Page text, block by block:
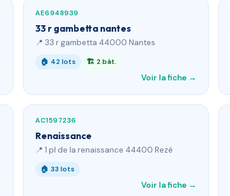
AE6948939
33 r gambetta nantes
📍 33 r gambetta 44000 Nantes
🏠 42 lots 🏗 2 bât.
Voir la fiche →
AC1597236
Renaissance
📍 1 pl de la renaissance 44400 Rezé
🏠 33 lots
Voir la fiche →